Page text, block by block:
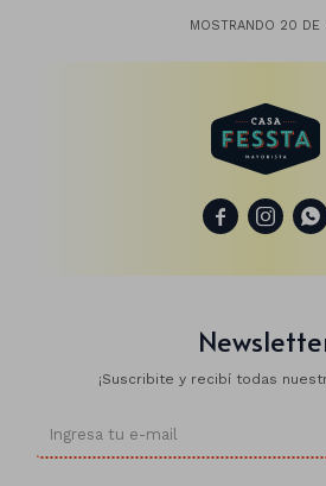
MOSTRANDO 20 DE
  
¡Suscribite y recibí todas